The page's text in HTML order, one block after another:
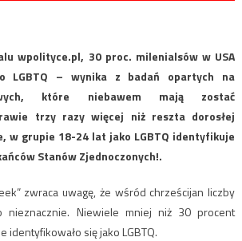
wpolityce.pl, 30 proc. milenialsów w USA
LGBTQ – wynika z badań opartych na
które niebawem mają zostać
trzy razy więcej niż reszta dorosłej
w grupie 18-24 lat jako LGBTQ identyfikuje
Stanów Zjednoczonych!.
zwraca uwagę, że wśród chrześcijan liczby
nieznacznie. Niewiele mniej niż 30 procent
identyfikowało się jako LGBTQ.